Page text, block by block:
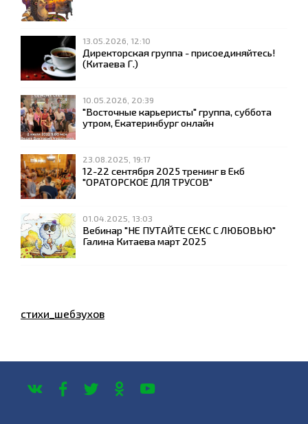
13.05.2026, 12:10
Директорская группа - присоединяйтесь!
(Китаева Г.)
10.05.2026, 20:39
"Восточные карьеристы" группа, суббота
утром, Екатеринбург онлайн
23.08.2025, 19:17
12-22 сентября 2025 тренинг в Екб
"ОРАТОРСКОЕ ДЛЯ ТРУСОВ"
01.04.2025, 13:03
Вебинар "НЕ ПУТАЙТЕ СЕКС С ЛЮБОВЬЮ"
Галина Китаева март 2025
стихи_шебзухов